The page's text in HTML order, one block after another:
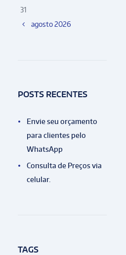
agosto2026
31
POSTS RECENTES
Envie seu orçamento
para clientes pelo
WhatsApp
Consulta de Preços via
celular.
TAGS